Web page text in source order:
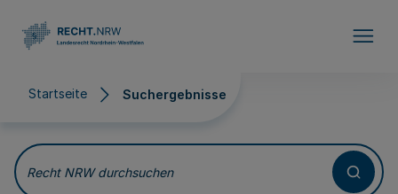
Startseite Suchergebnisse
Suchergebnisse
Recht NRW durchsuchen